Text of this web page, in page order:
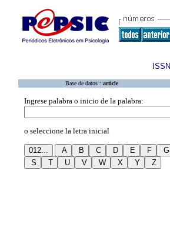
Base de datos : article
Ingrese palabra o inicio de la palabra:
o seleccione la letra inicial